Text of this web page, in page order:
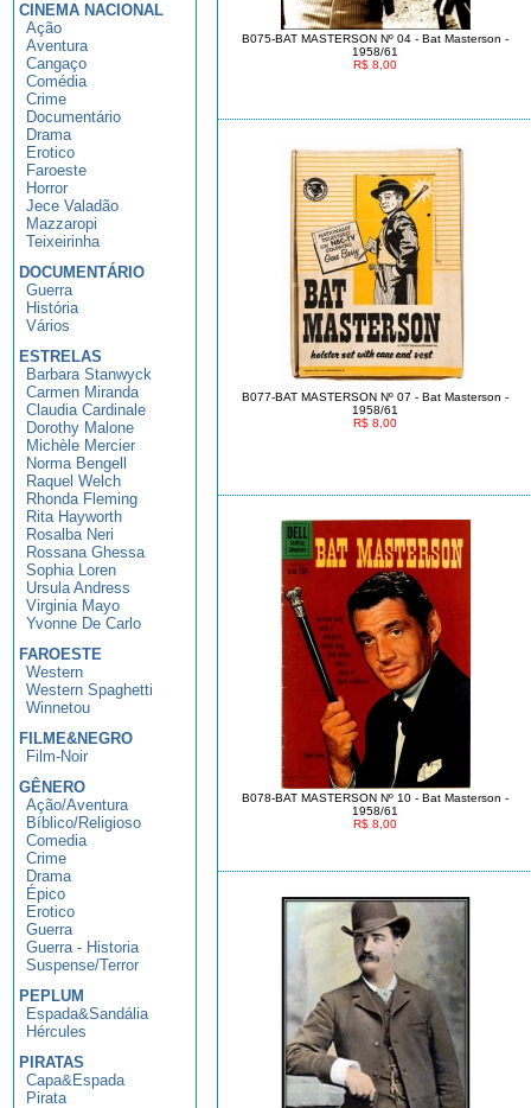
CINEMA NACIONAL
Ação
Aventura
Cangaço
Comédia
Crime
Documentário
Drama
Erotico
Faroeste
Horror
Jece Valadão
Mazzaropi
Teixeirinha
DOCUMENTÁRIO
Guerra
História
Vários
ESTRELAS
Barbara Stanwyck
Carmen Miranda
Claudia Cardinale
Dorothy Malone
Michèle Mercier
Norma Bengell
Raquel Welch
Rhonda Fleming
Rita Hayworth
Rosalba Neri
Rossana Ghessa
Sophia Loren
Ursula Andress
Virginia Mayo
Yvonne De Carlo
FAROESTE
Western
Western Spaghetti
Winnetou
FILME&NEGRO
Film-Noir
GÊNERO
Ação/Aventura
Bíblico/Religioso
Comedia
Crime
Drama
Épico
Erotico
Guerra
Guerra - Historia
Suspense/Terror
PEPLUM
Espada&Sandália
Hércules
PIRATAS
Capa&Espada
Pirata
B075-BAT MASTERSON Nº 04 - Bat Masterson -
1958/61
R$ 8,00
B077-BAT MASTERSON Nº 07 - Bat Masterson -
1958/61
R$ 8,00
B078-BAT MASTERSON Nº 10 - Bat Masterson -
1958/61
R$ 8,00